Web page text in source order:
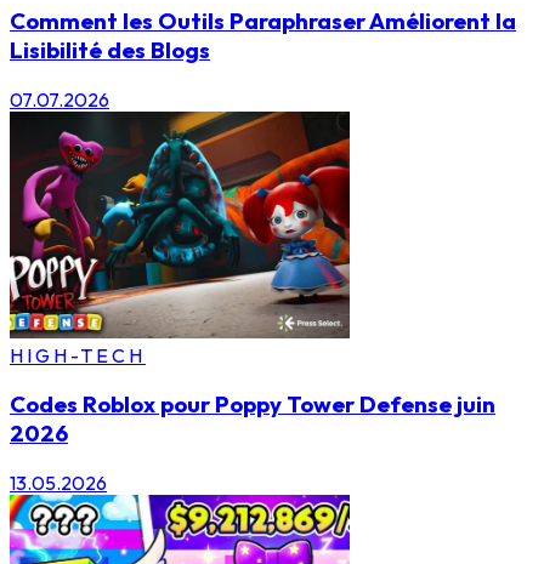
Comment les Outils Paraphraser Améliorent la
Lisibilité des Blogs
07.07.2026
HIGH-TECH
Codes Roblox pour Poppy Tower Defense juin
2026
13.05.2026